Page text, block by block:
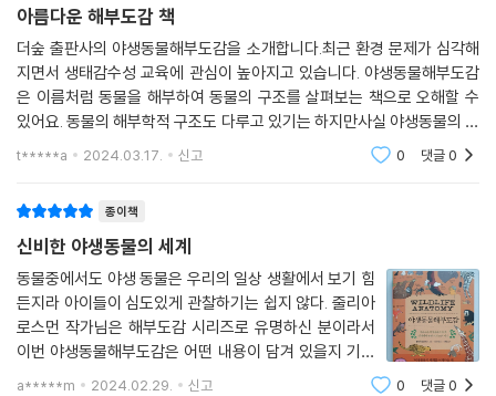
물로 구성된 생물적 요소와 공기나 물, 토양 같은 비생물적 요소가 상호 작
용하며 살아가기 때문이다. 그리고 생태계는 집 근처 물웅덩이와 도심의
공원, 나무 밑 땅속과 우듬지에서 사하라 사막이나 남아메리카 열대우림에
이르기까지 지구상 어디에나 존재한다. 저자는 기후 조건에 따라 낙엽수림
과 다우림, 사막, 초원, 습지, 바다 등으로 나누어 각각의 특징을 살피고, 척
추동물과 무척추동물, 먹이그물을 다이어그램으로 나타내 한눈에 이해할
이빨과 발톱에 대한 이야기는 육식동물과 초식동물의 특징을 잘 설명할 뿐
만 아니라, 그들의 생존전략을 드러낸다. 육식동물인 코요테는 다른 동물
을 찢고 씹는 데 필요한 송곳니가 발달했다면 초식동물인 흰꼬리사슴에게
서는 송곳니를 찾아볼 수 없다. 발톱도 동물들을 특징짓는 것 중 하나다. 고
양잇과 동물은 평소에는 발톱을 숨겼다가 필요할 때 드러내는 반면 갯과
동물은 늘 발톱이 나와 있다. 치타의 발톱은 그 중간형이다.
아름다운 해부도감 책
더숲 출판사의 야생동물해부도감을 소개합니다.최근 환경 문제가 심각해
지면서 생태감수성 교육에 관심이 높아지고 있습니다. 야생동물해부도감
은 이름처럼 동물을 해부하여 동물의 구조를 살펴보는 책으로 오해할 수
있어요. 동물의 해부학적 구조도 다루고 있기는 하지만사실 야생동물의 습
성 및 환경 등을 잘 살펴보다보면 어느새 이 세상 모든 동물들의 경이로운
t*****a 2024.03.17. 신고 0 댓글0
종이책
신비한 야생동물의 세계
동물중에서도 야생 동물은 우리의 일상 생활에서 보기 힘
든지라 아이들이 심도있게 관찰하기는 쉽지 않다. 줄리아
로스먼 작가님은 해부도감 시리즈로 유명하신 분이라서
이번 야생동물해부도감은 어떤 내용이 담겨 있을지 기대
가 되었다. 그림이 엄청 자세하지는 않지만 이 부분이 오
a*****m 2024.02.29. 신고 0 댓글0